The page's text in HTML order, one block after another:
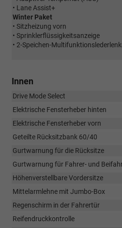
• Lane Assist+
Winter Paket
• Sitzheizung vorn
• Sprinklerflüssigkeitsanzeige
• 2-Speichen-
Innen
Drive Mode Select
Elektrische Fensterheber hinten
Elektrische Fensterheber vorn
Geteilte Rücksitzbank 60/40
Gurtwarnung für die Rücksitze
Gurtwarnung für Fahrer- und
Höhenverstellbare Vordersitze
Mittelarmlehne mit Jumbo-Box
Regenschirm in der Fahrertür
Reifendruckkontrolle